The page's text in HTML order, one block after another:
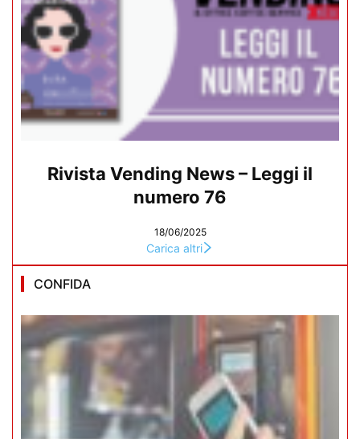
Rivista Vending News – Leggi il
numero 76
18/06/2025
Carica altri
CONFIDA